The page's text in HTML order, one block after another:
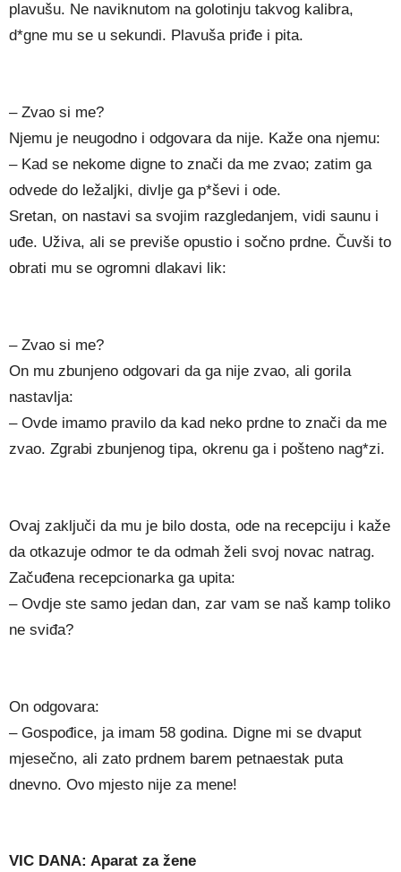
plavušu. Ne naviknutom na golotinju takvog kalibra,
d*gne mu se u sekundi. Plavuša priđe i pita.
– Zvao si me?
Njemu je neugodno i odgovara da nije. Kaže ona njemu:
– Kad se nekome digne to znači da me zvao; zatim ga
odvede do ležaljki, divlje ga p*ševi i ode.
Sretan, on nastavi sa svojim razgledanjem, vidi saunu i
uđe. Uživa, ali se previše opustio i sočno prdne. Čuvši to
obrati mu se ogromni dlakavi lik:
– Zvao si me?
On mu zbunjeno odgovari da ga nije zvao, ali gorila
nastavlja:
– Ovde imamo pravilo da kad neko prdne to znači da me
zvao. Zgrabi zbunjenog tipa, okrenu ga i pošteno nag*zi.
Ovaj zaključi da mu je bilo dosta, ode na recepciju i kaže
da otkazuje odmor te da odmah želi svoj novac natrag.
Začuđena recepcionarka ga upita:
– Ovdje ste samo jedan dan, zar vam se naš kamp toliko
ne sviđa?
On odgovara:
– Gospođice, ja imam 58 godina. Digne mi se dvaput
mjesečno, ali zato prdnem barem petnaestak puta
dnevno. Ovo mjesto nije za mene!
VIC DANA: Aparat za žene